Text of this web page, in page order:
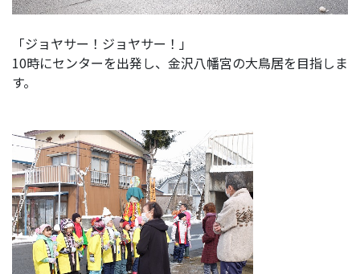
「ジョヤサー！ジョヤサー！」
10時にセンターを出発し、金沢八幡宮の大鳥居を目指しま
す。